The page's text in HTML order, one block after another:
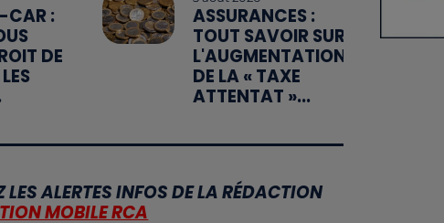
CAR :
DE
ASSURANCES :
TOUT SAVOIR SUR
L'AUGMENTATION
DE LA « TAXE
ATTENTAT »...
LES ALERTES INFOS DE LA RÉDACTION
MOBILE RCA